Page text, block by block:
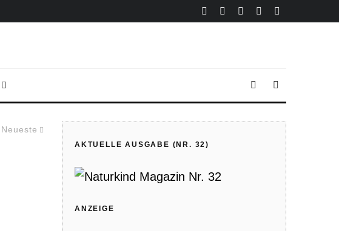
Neueste
AKTUELLE AUSGABE (NR. 32)
ANZEIGE